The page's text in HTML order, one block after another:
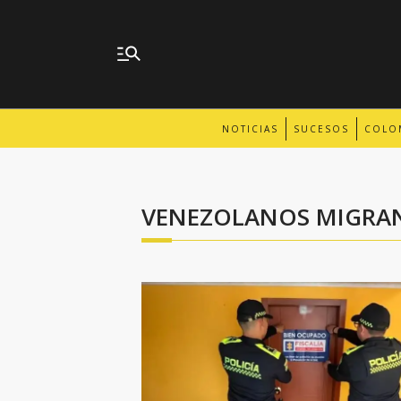
NOTICIAS SUCESOS
VENEZOLANOS